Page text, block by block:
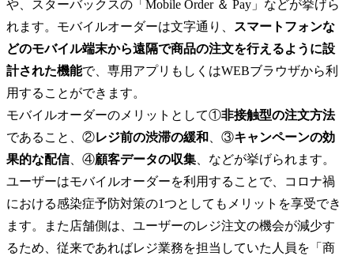
や、スターバックスの「Mobile Order ＆ Pay」などが挙げら
れます。モバイルオーダーは文字通り、
スマートフォンな
どのモバイル端末から遠隔で商品の注文を行えるように設
計された機能で、専用アプリもしくはWEBブラウザから利
用することができます。
モバイルオーダーのメリットとして①非接触型の注文方法
であること、②レジ前の渋滞の緩和 、③キャンペーンの効
果的な配信、④顧客データの収集 、などが挙げられます。
ユーザーはモバイルオーダーを利用することで、コロナ禍
における感染症予防対策の1つとしてもメリットを享受でき
ます。また店舗側は、ユーザーのレジ注文の機会が減少す
るため、従来であればレジ業務を担当していた人員を「商